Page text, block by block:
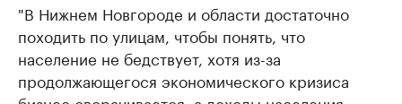
"В Нижнем Новгороде и области достаточно
походить по улицам, чтобы понять, что
население не бедствует, хотя из-за
продолжающегося экономического кризиса